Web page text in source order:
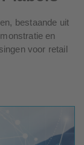
bestaande uit
en
voor retail